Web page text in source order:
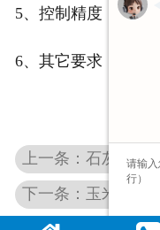
5、控制精度：____
6、其它要求：____
上一条：石灰块定
下一条：玉米定量